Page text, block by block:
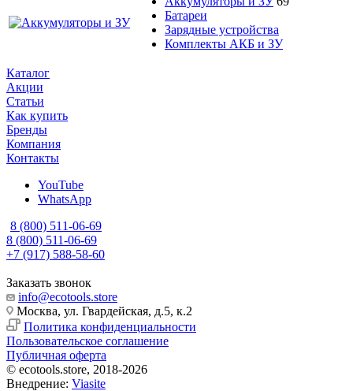
Батареи
Зарядные устройства
Комплекты АКБ и ЗУ
Каталог
Акции
Статьи
Как купить
Бренды
Компания
Контакты
YouTube
WhatsApp
8 (800) 511-06-69
8 (800) 511-06-69
+7 (917) 588-58-60
Заказать звонок
info@ecotools.store
Москва, ул. Гвардейская, д.5, к.2
Политика конфиденциальности
Пользовательское соглашение
Публичная оферта
© ecotools.store, 2018-2026
Внедрение: Viasite